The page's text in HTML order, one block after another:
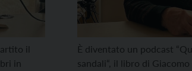
il
in
È diventato un podcast
sandali“, il libro di